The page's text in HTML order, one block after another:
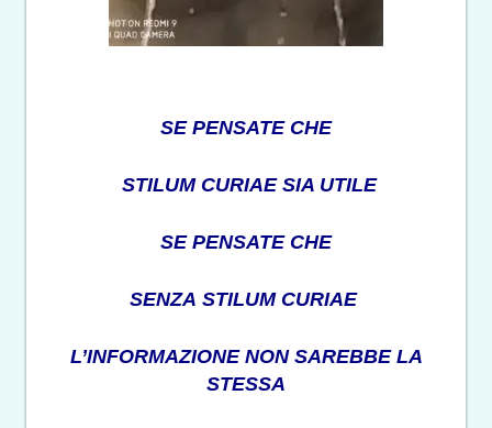
SE PENSATE CHE
STILUM CURIAE SIA UTILE
SE PENSATE CHE
SENZA STILUM CURIAE
L’INFORMAZIONE NON SAREBBE LA
STESSA